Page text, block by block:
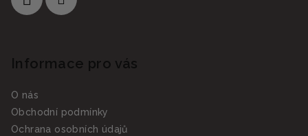
Informace pro vás
O nás
Obchodní podmínky
Ochrana osobních údajů